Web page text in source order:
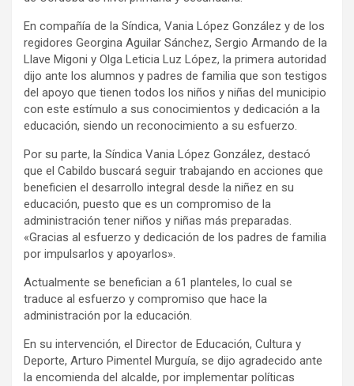
En compañía de la Síndica, Vania López González y de los
regidores Georgina Aguilar Sánchez, Sergio Armando de la
Llave Migoni y Olga Leticia Luz López, la primera autoridad
dijo ante los alumnos y padres de familia que son testigos
del apoyo que tienen todos los niños y niñas del municipio
con este estímulo a sus conocimientos y dedicación a la
educación, siendo un reconocimiento a su esfuerzo.
Por su parte, la Síndica Vania López González, destacó
que el Cabildo buscará seguir trabajando en acciones que
beneficien el desarrollo integral desde la niñez en su
educación, puesto que es un compromiso de la
administración tener niños y niñas más preparadas.
«Gracias al esfuerzo y dedicación de los padres de familia
por impulsarlos y apoyarlos».
Actualmente se benefician a 61 planteles, lo cual se
traduce al esfuerzo y compromiso que hace la
administración por la educación.
En su intervención, el Director de Educación, Cultura y
Deporte, Arturo Pimentel Murguía, se dijo agradecido ante
la encomienda del alcalde, por implementar políticas